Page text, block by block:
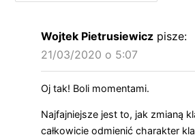
Wojtek Pietrusiewicz pisze:
21/03/2020 o 5:07
Oj tak! Boli momentami.
Najfajniejsze jest to, jak zmianą
całkowicie odmienić charakter